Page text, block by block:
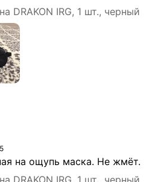
DRAKON IRG, 1 шт., черный
на ощупь маска. Не жмёт.